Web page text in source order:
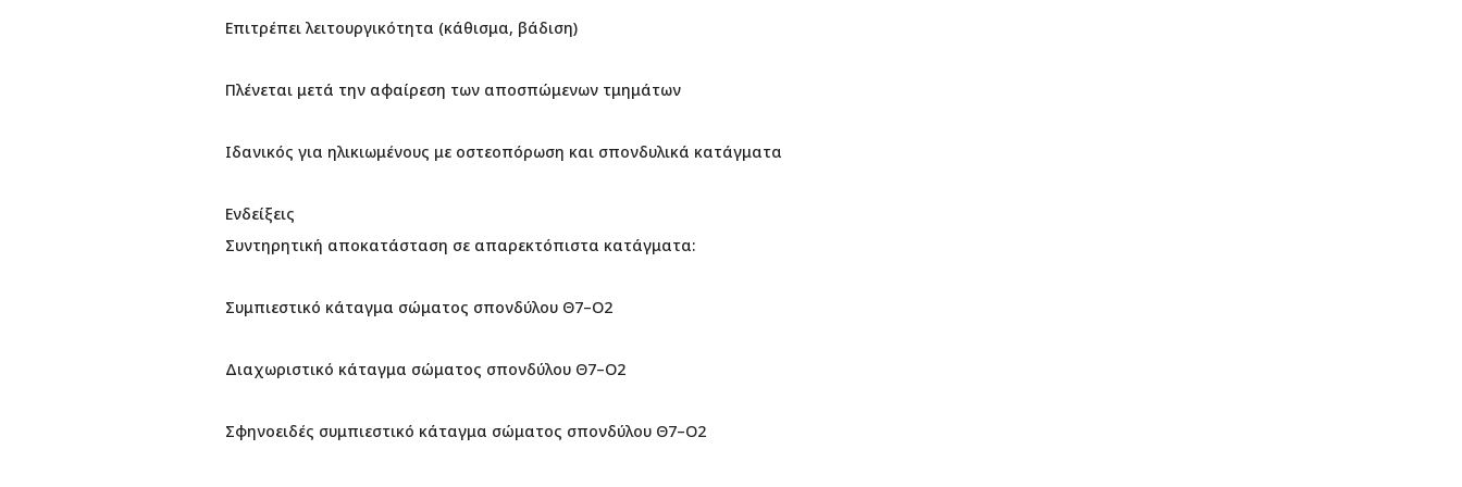
Επιτρέπει λειτουργικότητα (κάθισμα, βάδιση)
Πλένεται μετά την αφαίρεση των αποσπώμενων τμημάτων
Ιδανικός για ηλικιωμένους με οστεοπόρωση και σπονδυλικά κατάγματα
Ενδείξεις
Συντηρητική αποκατάσταση σε απαρεκτόπιστα κατάγματα:
Συμπιεστικό κάταγμα σώματος σπονδύλου Θ7–Ο2
Διαχωριστικό κάταγμα σώματος σπονδύλου Θ7–Ο2
Σφηνοειδές συμπιεστικό κάταγμα σώματος σπονδύλου Θ7–Ο2